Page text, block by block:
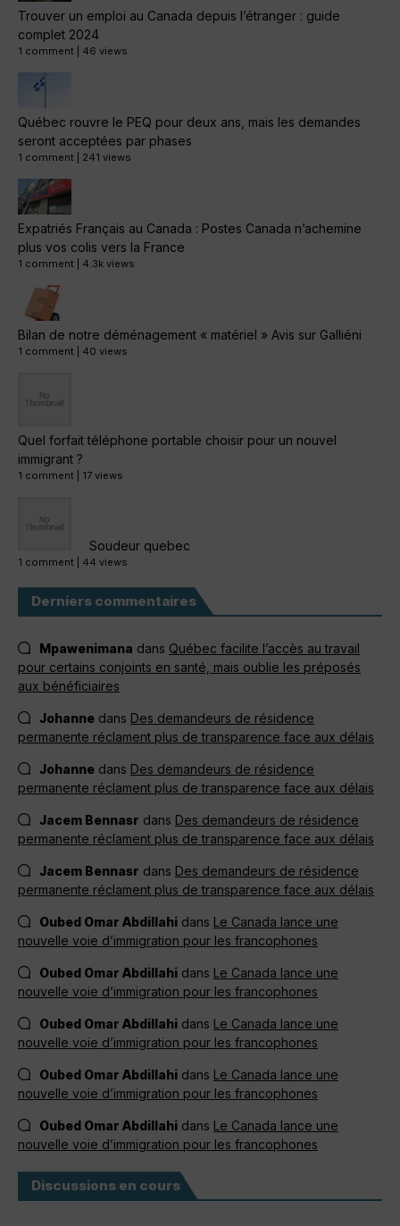
Trouver un emploi au Canada depuis l’étranger : guide
complet 2024
1 comment 46 views
Québec rouvre le PEQ pour deux ans, mais les demandes
seront acceptées par phases
1 comment 241 views
Expatriés Français au Canada : Postes Canada n’achemine
plus vos colis vers la France
1 comment 4.3k views
Bilan de notre déménagement « matériel » Avis sur Galliéni
1 comment 40 views
Quel forfait téléphone portable choisir pour un nouvel
immigrant ?
1 comment 17 views
Soudeur quebec
1 comment 44 views
Derniers commentaires
Mpawenimana dans Québec facilite l’accès au travail
pour certains conjoints en santé, mais oublie les préposés
aux bénéficiaires
Johanne dans Des demandeurs de résidence
permanente réclament plus de transparence face aux délais
Johanne dans Des demandeurs de résidence
permanente réclament plus de transparence face aux délais
Jacem Bennasr dans Des demandeurs de résidence
permanente réclament plus de transparence face aux délais
Jacem Bennasr dans Des demandeurs de résidence
permanente réclament plus de transparence face aux délais
Oubed Omar Abdillahi dans Le Canada lance une
nouvelle voie d’immigration pour les francophones
Oubed Omar Abdillahi dans Le Canada lance une
nouvelle voie d’immigration pour les francophones
Oubed Omar Abdillahi dans Le Canada lance une
nouvelle voie d’immigration pour les francophones
Oubed Omar Abdillahi dans Le Canada lance une
nouvelle voie d’immigration pour les francophones
Oubed Omar Abdillahi dans Le Canada lance une
nouvelle voie d’immigration pour les francophones
Discussions en cours